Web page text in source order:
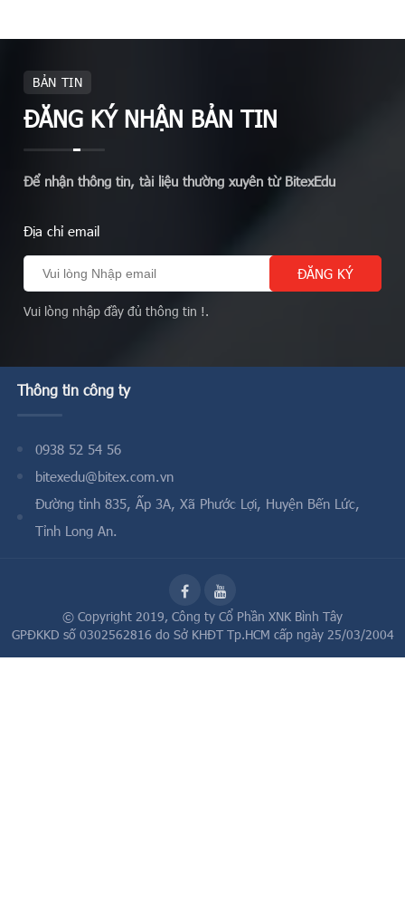
BẢN TIN
ĐĂNG KÝ NHẬN BẢN TIN
Để nhận thông tin, tài liệu thường xuyên từ BitexEdu
Địa chỉ email
Vui lòng nhập đầy đủ thông tin !.
Thông tin công ty
0938 52 54 56
bitexedu@bitex.com.vn
Đường tỉnh 835, Ấp 3A, Xã Phước Lợi, Huyện Bến Lức,
Tỉnh Long An.
© Copyright 2019, Công ty Cổ Phần XNK Bình Tây
GPĐKKD số 0302562816 do Sở KHĐT Tp.HCM cấp ngày 25/03/2004